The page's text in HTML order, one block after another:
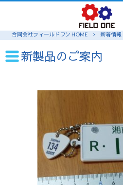
合同会社フィールドワン HOME
> 新着情報
新製品のご案内